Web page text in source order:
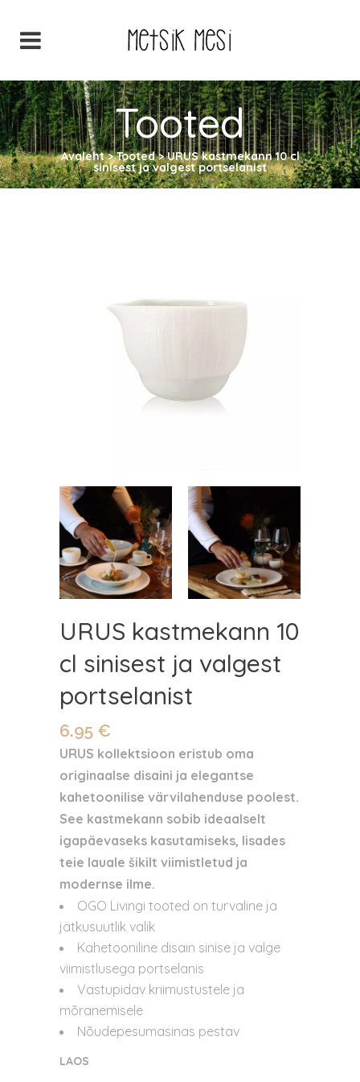
Tooted
Avaleht>Tooted>URUS kastmekann 10 cl
sinisest ja valgest portselanist
URUS kastmekann 10
cl sinisest ja valgest
portselanist
6.95 €
URUS kollektsioon eristub oma
originaalse disaini ja elegantse
kahetoonilise värvilahenduse poolest.
See kastmekann sobib ideaalselt
igapäevaseks kasutamiseks, lisades
teie lauale šikilt viimistletud ja
modernse ilme.
OGO Livingi tooted on turvaline ja
jätkusuutlik valik
Kahetooniline disain sinise ja valge
viimistlusega portselanis
Vastupidav kriimustustele ja
mõranemisele
Nõudepesumasinas pestav
LAOS